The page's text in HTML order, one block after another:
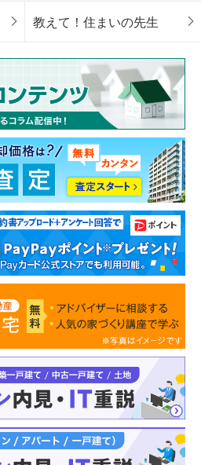
教えて！住まいの先生